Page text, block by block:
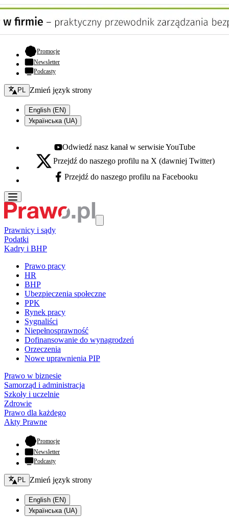
Promocje- otwiera się w nowej karcie
Newsletter
Podcasty
Zmień język - bieżący:
PL Zmień język strony
English (EN)
Українська (UA)
Youtube - otwiera się w nowej karcie
Odwiedź nasz kanał w serwisie YouTube
X - otwiera się w nowej karcie
Przejdź do naszego profilu na X (dawniej Twitter)
Facebook - otwiera się w nowej karcie
Przejdź do naszego profilu na Facebooku
Prawnicy i sądy
Podatki
Kadry i BHP
Prawo pracy
HR
BHP
Ubezpieczenia społeczne
PPK
Rynek pracy
Sygnaliści
Niepełnosprawność
Dofinansowanie do wynagrodzeń
Orzeczenia
Nowe uprawnienia PIP
Prawo w biznesie
Samorząd i administracja
Szkoły i uczelnie
Zdrowie
Prawo dla każdego
Akty Prawne
Promocje- otwiera się w nowej karcie
Newsletter
Podcasty
Zmień język - bieżący:
PL Zmień język strony
English (EN)
Українська (UA)